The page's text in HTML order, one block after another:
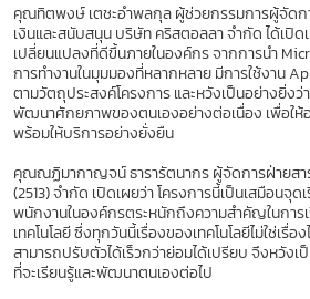
คุณทิตพงษ์ เตชะอำพลกุล ผู้ช่วยกรรมการผู้จัด
เงินและสนับสนุน บริษัท คริสตอลลา จํากัด ได้เปิด
เปลี่ยนแปลงที่ดีขึ้นภายในองค์กร จากการนำ
การทำงานในมุมมองที่หลากหลาย มีการใช้งาน
ตามวัตถุประสงค์โครงการ และหวังเป็นอย่างยิ่ง
พัฒนาศักยภาพของตนเองอย่างต่อเนื่อง เพื่อให้
พร้อมให้บริการอย่างยั่งยืน
คุณณฏิมากาญจน์ ธารารัตนากร ผู้จัดการฝ่ายสา
(2513) จำกัด เปิดเผยว่า โครงการนี้เป็นเสมือนจุด
พนักงานในองค์กรตระหนักถึงความสำคัญในการ
เทคโนโลยี ซึ่งทุกวันนี้เรื่องของเทคโนโลยีไม่ใช่เรื่
สามารถปรับตัวได้เร็วกว่าย่อมได้เปรียบ จึงหวัง
ที่จะเรียนรู้และพัฒนาตนเองต่อไป